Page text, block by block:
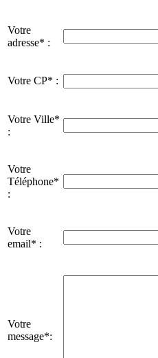
Votre
adresse* :
Votre CP* :
Votre Ville*
:
Votre
Téléphone*
:
Votre
email* :
Votre
message*: